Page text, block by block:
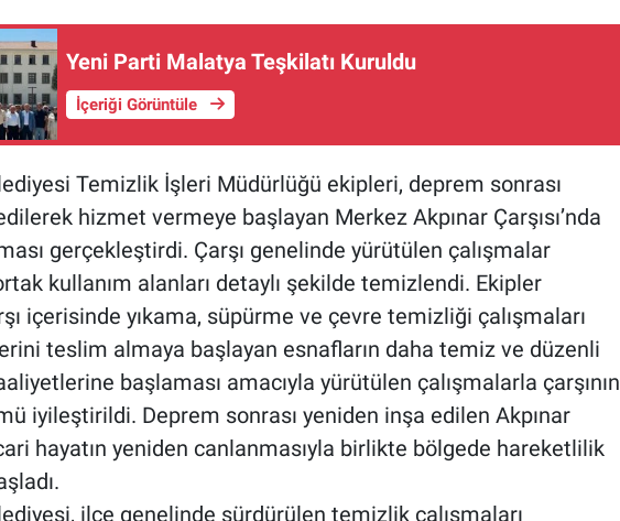
Yeni Parti Malatya Teşkilatı Kuruldu
İçeriği Görüntüle
Temizlik İşleri Müdürlüğü ekipleri, deprem sonrası
hizmet vermeye başlayan Merkez Akpınar Çarşısı’nda
gerçekleştirdi. Çarşı genelinde yürütülen çalışmalar
kullanım alanları detaylı şekilde temizlendi. Ekipler
içerisinde yıkama, süpürme ve çevre temizliği çalışmaları
teslim almaya başlayan esnafların daha temiz ve düzenli
başlaması amacıyla yürütülen çalışmalarla çarşının
iyileştirildi. Deprem sonrası yeniden inşa edilen Akpınar
hayatın yeniden canlanmasıyla birlikte bölgede hareketlilik
ilçe genelinde sürdürülen temizlik çalışmaları